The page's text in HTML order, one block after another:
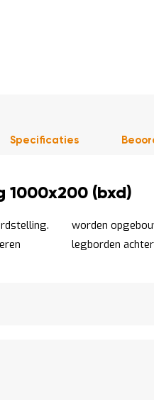
1000x200 (bxd)
legborden
Specificaties